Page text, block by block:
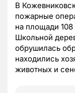
В
пожарные
на площади
Школьной
обрушилась
находились
животных и